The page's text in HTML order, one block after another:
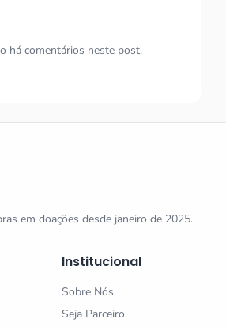
há comentários neste post.
em doações desde janeiro de 2025.
Institucional
Sobre Nós
Seja Parceiro